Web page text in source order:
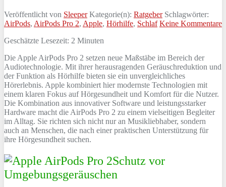
Veröffentlicht von Sleeper Kategorie(n): RatgeberSchlagwörter:
AirPods, AirPods Pro 2, Apple, Hörhilfe, Schlaf Keine Kommentare
Geschätzte Lesezeit: 2 Minuten
Die Apple AirPods Pro 2 setzen neue Maßstäbe im Bereich der
Audiotechnologie. Mit ihrer herausragenden Geräuschreduktion und
der Funktion als Hörhilfe bieten sie ein unvergleichliches
Hörerlebnis. Apple kombiniert hier modernste Technologien mit
einem klaren Fokus auf Hörgesundheit und Komfort für die Nutzer.
Die Kombination aus innovativer Software und leistungsstarker
Hardware macht die AirPods Pro 2 zu einem vielseitigen Begleiter
im Alltag. Sie richten sich nicht nur an Musikliebhaber, sondern
auch an Menschen, die nach einer praktischen Unterstützung für
ihre Hörgesundheit suchen.
Schutz vor
Umgebungsgeräuschen